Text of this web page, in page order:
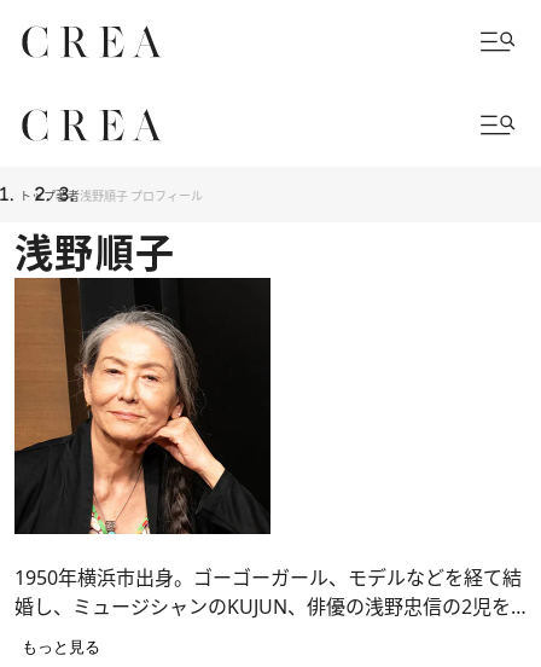
トップ著者浅野順子 プロフィール
浅野順子
1950年横浜市出身。ゴーゴーガール、モデルなどを経て結
婚し、ミュージシャンのKUJUN、俳優の浅野忠信の2児を
儲ける。ブティックやバーの経営に携わった後、独学で絵
もっと見る